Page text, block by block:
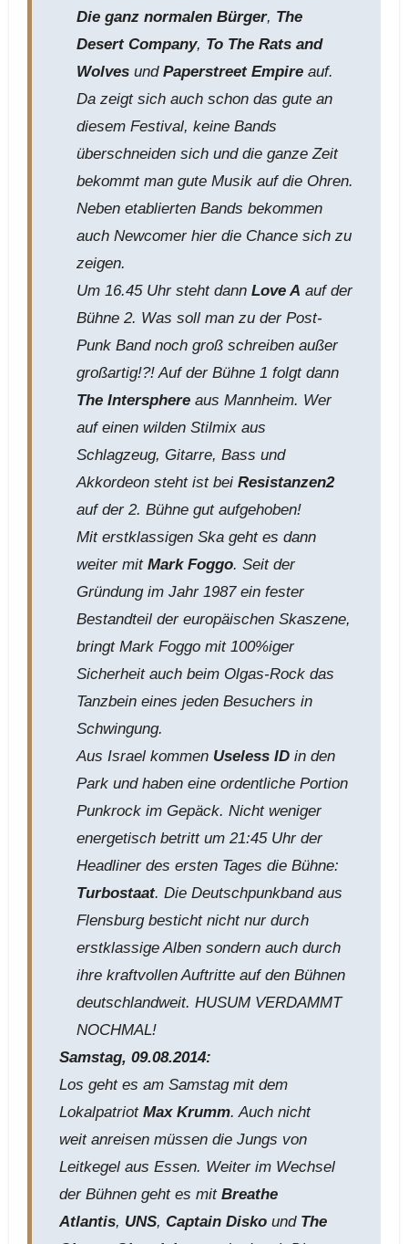
Die ganz normalen Bürger, The
Desert Company, To The Rats and
Wolvesund Paperstreet Empireauf.
Da zeigt sich auch schon das gute an
diesem Festival, keine Bands
überschneiden sich und die ganze Zeit
bekommt man gute Musik auf die Ohren.
Neben etablierten Bands bekommen
auch Newcomer hier die Chance sich zu
zeigen.
Um 16.45 Uhr steht dann Love A auf der
Bühne 2. Was soll man zu der Post-
Punk Band noch groß schreiben außer
großartig!?! Auf der Bühne 1 folgt dann
The Intersphereaus Mannheim. Wer
auf einen wilden Stilmix aus
Schlagzeug, Gitarre, Bass und
Akkordeon steht ist bei Resistanzen2
auf der 2. Bühne gut aufgehoben!
Mit erstklassigen Ska geht es dann
weiter mit Mark Foggo. Seit der
Gründung im Jahr 1987 ein fester
Bestandteil der europäischen Skaszene,
bringt Mark Foggo mit 100%iger
Sicherheit auch beim Olgas-Rock das
Tanzbein eines jeden Besuchers in
Schwingung.
Aus Israel kommen Useless IDin den
Park und haben eine ordentliche Portion
Punkrock im Gepäck. Nicht weniger
energetisch betritt um 21:45 Uhr der
Headliner des ersten Tages die Bühne:
Turbostaat. Die Deutschpunkband aus
Flensburg besticht nicht nur durch
erstklassige Alben sondern auch durch
ihre kraftvollen Auftritte auf den Bühnen
deutschlandweit. HUSUM VERDAMMT
NOCHMAL!
Samstag, 09.08.2014:
Los geht es am Samstag mit dem
Lokalpatriot Max Krumm. Auch nicht
weit anreisen müssen die Jungs von
Leitkegel aus Essen. Weiter im Wechsel
der Bühnen geht es mit Breathe
Atlantis, UNS, Captain Diskound The